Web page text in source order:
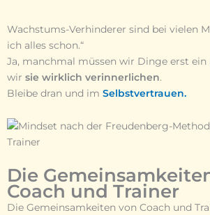
Wachstums-Verhinderer sind bei vielen
ich alles schon.“
Ja, manchmal müssen wir Dinge erst ein
wir sie wirklich verinnerlichen.
Bleibe dran und im Selbstvertrauen.
Die
Coach und Trainer
Die Gemeinsamkeiten von Coach und